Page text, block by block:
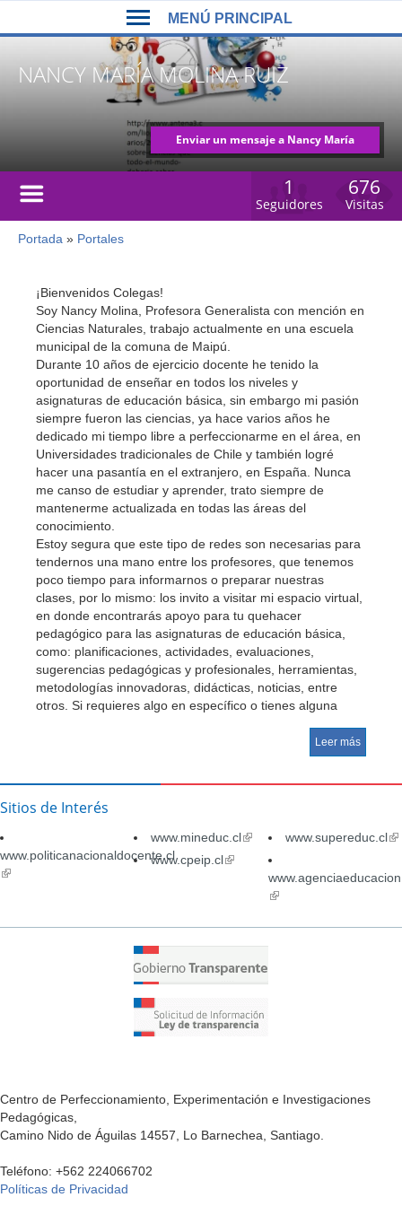
NANCY MARÍA MOLINA RUIZ
Enviar un mensaje a Nancy María
676
Visitas
1
Seguidores
Usted
aquí
Portada » Portales
¡Bienvenidos Colegas!
Soy Nancy Molina, Profesora Generalista con mención en
Ciencias Naturales, trabajo actualmente en una escuela
municipal de la comuna de Maipú.
Durante 10 años de ejercicio docente he tenido la
oportunidad de enseñar en todos los niveles y
asignaturas de educación básica, sin embargo mi pasión
siempre fueron las ciencias, ya hace varios años he
dedicado mi tiempo libre a perfeccionarme en el área, en
Universidades tradicionales de Chile y también logré
hacer una pasantía en el extranjero, en España. Nunca
me canso de estudiar y aprender, trato siempre de
mantenerme actualizada en todas las áreas del
conocimiento.
Estoy segura que este tipo de redes son necesarias para
tendernos una mano entre los profesores, que tenemos
poco tiempo para informarnos o preparar nuestras
clases, por lo mismo: los invito a visitar mi espacio virtual,
en donde encontrarás apoyo para tu quehacer
pedagógico para las asignaturas de educación básica,
como: planificaciones, actividades, evaluaciones,
sugerencias pedagógicas y profesionales, herramientas,
metodologías innovadoras, didácticas, noticias, entre
otros. Si requieres algo en específico o tienes alguna
Leer más
MENÚ PRINCIPAL
MENÚ
PRINCIPAL
Sitios de Interés
www.politicanacionaldocente.cl
(link
www.mineduc.cl(link
external)
www.supereduc.cl
www.cpeip.cl(link
external)(link
external)
Centro de Perfeccionamiento, Experimentación e Investigaciones
Pedagógicas,
Camino Nido de Águilas 14557, Lo Barnechea, Santiago.
Teléfono: +562 224066702
Políticas de Privacidad